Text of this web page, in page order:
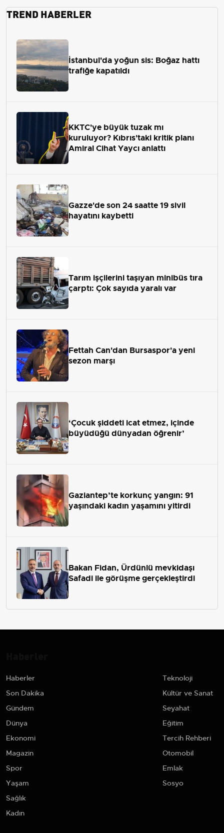
TREND HABERLER
İstanbul'da yoğun sis: Boğaz hattı
trafiğe kapatıldı
KKTC'ye büyük tuzak mı
kuruluyor? Kıbrıs'taki kritik planı
Amiral Cihat Yaycı anlattı
Gazze'de son 24 saatte 19 sivil
hayatını kaybetti
Tarım işçilerini taşıyan minibüs tıra
çarptı: Çok sayıda yaralı var
Fettah Can'dan Bursaspor'a yeni
sezon marşı
‘Çocuk şiddeti icat etmez, içinde
büyüdüğü dünyadan öğrenir’
Gaziantep’te korkunç yangın: 91
yaşındaki kadın yaşamını yitirdi
Bakan Fidan, Ürdünlü mevkidaşı
Safadi ile görüşme gerçekleştirdi
Haberler
Son Dakika
Gündem
Dünya
Ekonomi
Magazin
Spor
Yaşam
Sağlık
Kadın
Teknoloji
Kültür ve Sanat
Seyahat
Eğitim
Tercih Rehberi
Otomobil
Emlak
Sosyo